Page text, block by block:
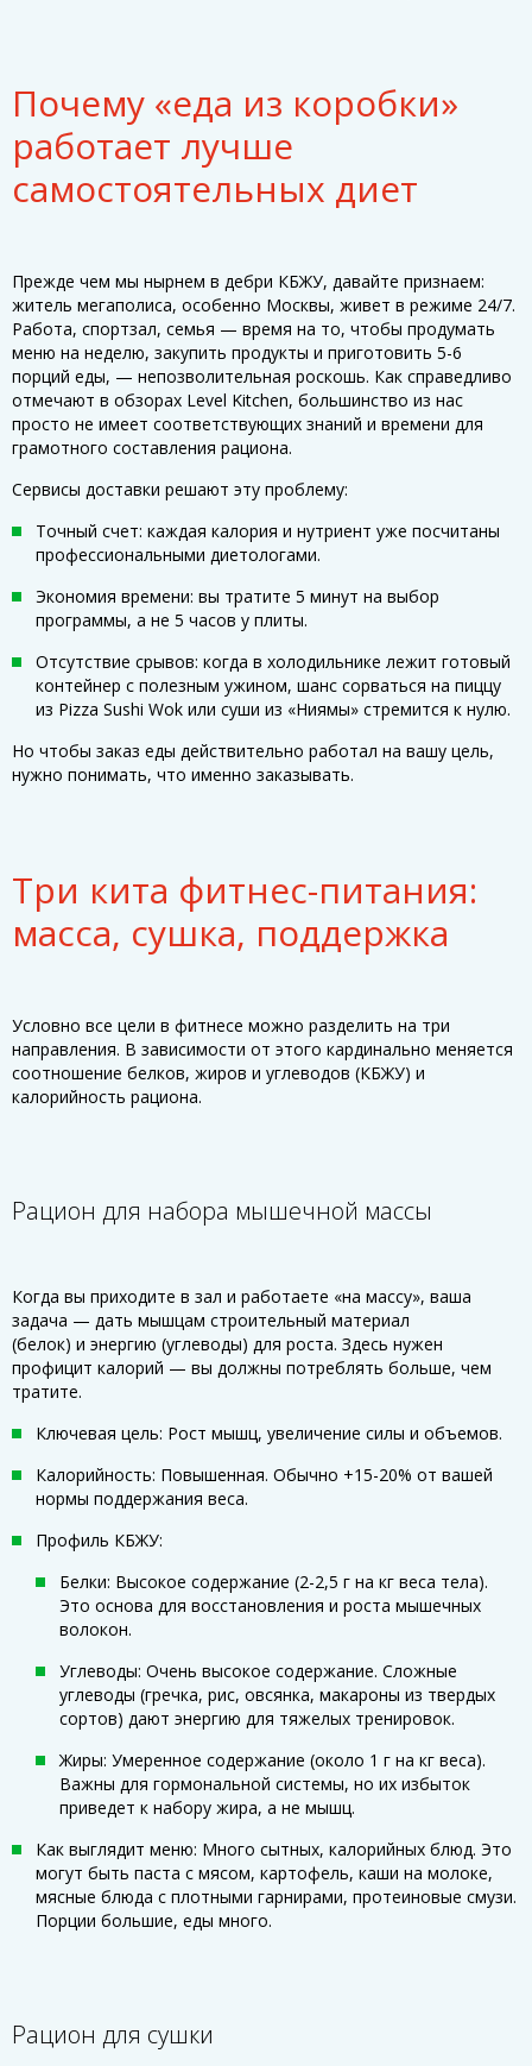
Почему «еда из коробки»
работает лучше
самостоятельных диет
Прежде чем мы нырнем в дебри КБЖУ, давайте признаем:
житель мегаполиса, особенно Москвы, живет в режиме 24/7.
Работа, спортзал, семья — время на то, чтобы продумать
меню на неделю, закупить продукты и приготовить 5-6
порций еды, — непозволительная роскошь. Как справедливо
отмечают в обзорах Level Kitchen, большинство из нас
просто не имеет соответствующих знаний и времени для
грамотного составления рациона.
Сервисы доставки решают эту проблему:
Точный счет: каждая калория и нутриент уже посчитаны
профессиональными диетологами.
Экономия времени: вы тратите 5 минут на выбор
программы, а не 5 часов у плиты.
Отсутствие срывов: когда в холодильнике лежит готовый
контейнер с полезным ужином, шанс сорваться на пиццу
из Pizza Sushi Wok или суши из «Ниямы» стремится к нулю.
Но чтобы заказ еды действительно работал на вашу цель,
нужно понимать, что именно заказывать.
Три кита фитнес-питания:
масса, сушка, поддержка
Условно все цели в фитнесе можно разделить на три
направления. В зависимости от этого кардинально меняется
соотношение белков, жиров и углеводов (КБЖУ) и
калорийность рациона.
Рацион для набора мышечной массы
Когда вы приходите в зал и работаете «на массу», ваша
задача — дать мышцам строительный материал
(белок) и энергию (углеводы) для роста. Здесь нужен
профицит калорий — вы должны потреблять больше, чем
тратите.
Ключевая цель: Рост мышц, увеличение силы и объемов.
Калорийность: Повышенная. Обычно +15-20% от вашей
нормы поддержания веса.
Профиль КБЖУ:
Белки: Высокое содержание (2-2,5 г на кг веса тела).
Это основа для восстановления и роста мышечных
волокон.
Углеводы: Очень высокое содержание. Сложные
углеводы (гречка, рис, овсянка, макароны из твердых
сортов) дают энергию для тяжелых тренировок.
Жиры: Умеренное содержание (около 1 г на кг веса).
Важны для гормональной системы, но их избыток
приведет к набору жира, а не мышц.
Как выглядит меню: Много сытных, калорийных блюд. Это
могут быть паста с мясом, картофель, каши на молоке,
мясные блюда с плотными гарнирами, протеиновые смузи.
Порции большие, еды много.
Рацион для сушки